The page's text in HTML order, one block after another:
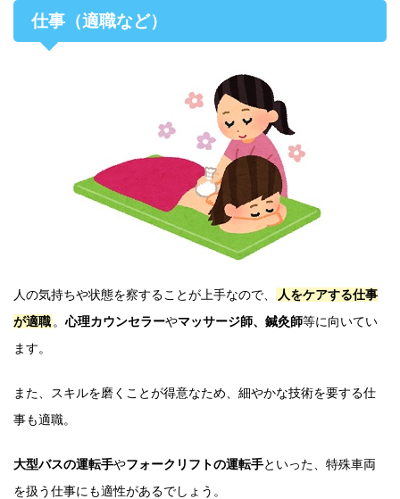
仕事（適職など）
人の気持ちや状態を察することが上手なので、
人をケアする仕事
が適職。 心理カウンセラーやマッサージ師、鍼灸師等に向いてい
ます。
また、スキルを磨くことが得意なため、細やかな技術を要する仕
事も適職。
大型バスの運転手やフォークリフトの運転手といった、特殊車両
を扱う仕事にも適性があるでしょう。